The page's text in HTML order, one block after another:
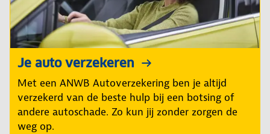
Je auto verzekeren
Met een ANWB Autoverzekering ben je altijd
verzekerd van de beste hulp bij een botsing of
andere autoschade. Zo kun jij zonder zorgen de
weg op.